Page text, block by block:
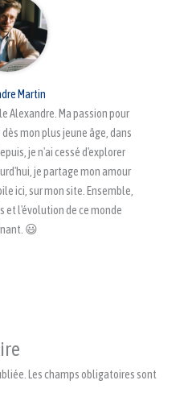
Martin
Alexandre. Ma passion pour
mon plus jeune âge, dans
je n'ai cessé d'explorer
je partage mon amour
ici, sur mon site. Ensemble,
et l'évolution de ce monde
😃
Les champs obligatoires sont